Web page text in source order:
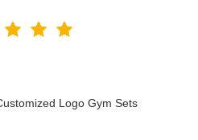
Logo Gym Sets